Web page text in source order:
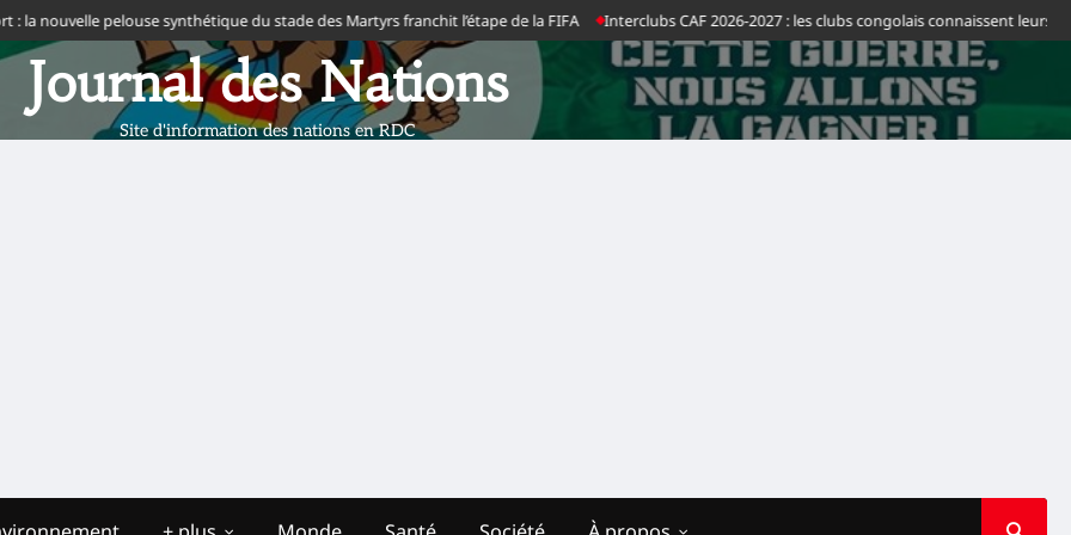
nouvelle pelouse synthétique du stade des Martyrs franchit l’étape de la FIFA Interclubs CAF 2026-2027 : les clubs congolais connaissent leurs
Journal des Nations
Site d'information des nations en RDC